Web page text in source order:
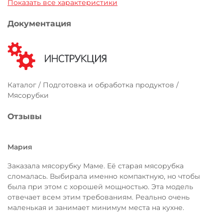
Показать все характеристики
Документация
Каталог / Подготовка и обработка продуктов /
Мясорубки
Отзывы
Мария
Заказала мясорубку Маме. Её старая мясорубка
сломалась. Выбирала именно компактную, но чтобы
была при этом с хорошей мощностью. Эта модель
отвечает всем этим требованиям. Реально очень
маленькая и занимает минимум места на кухне.